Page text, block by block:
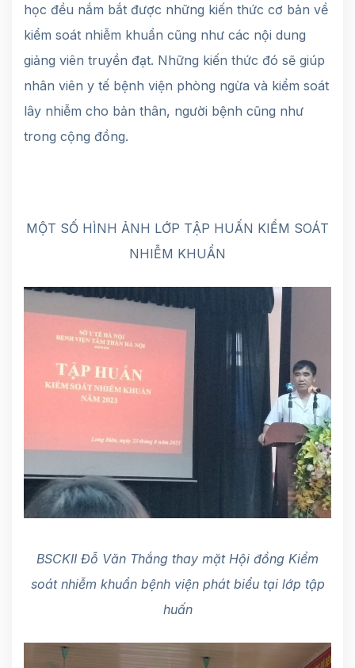
học đều nắm bắt được những kiến thức cơ bản về
kiểm soát nhiễm khuẩn cũng như các nội dung
giảng viên truyền đạt. Những kiến thức đó sẽ giúp
nhân viên y tế bệnh viện phòng ngừa và kiểm soát
lây nhiễm cho bản thân, người bệnh cũng như
trong cộng đồng.
MỘT SỐ HÌNH ẢNH LỚP TẬP HUẤN KIỂM SOÁT
NHIỄM KHUẨN
BSCKII Đỗ Văn Thắng thay mặt Hội đồng Kiểm
soát nhiễm khuẩn bệnh viện phát biểu tại lớp tập
huấn